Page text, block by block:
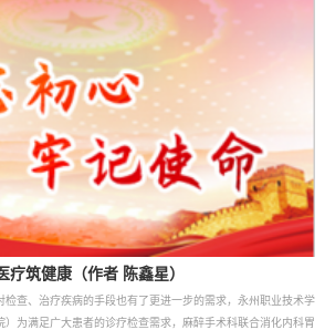
筑健康（作者 陈鑫星）
检查、治疗疾病的手段也有了更进一步的需求，永州职业技术学
）为满足广大患者的诊疗检查需求，麻醉手术科联合消化内科胃